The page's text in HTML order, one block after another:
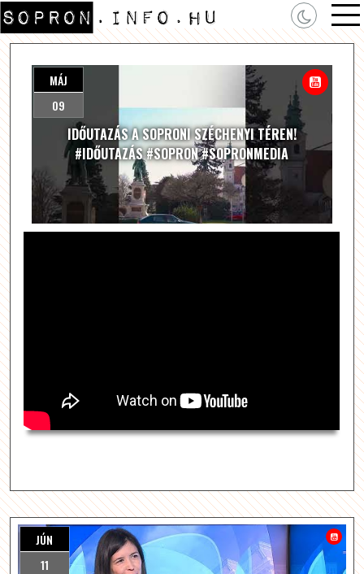
IDŐUTAZÁS A SOPRONI SZÉCHENYI TÉREN!
#IDŐUTAZÁS #SOPRON #SOPRONMEDIA
MÁJ
09
JÚN
11